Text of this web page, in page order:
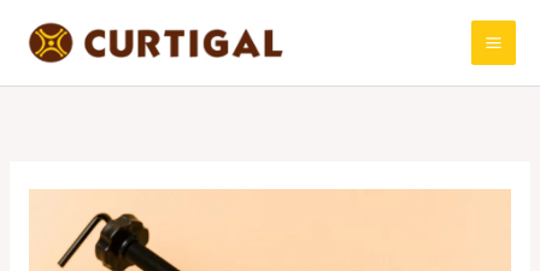
contenido